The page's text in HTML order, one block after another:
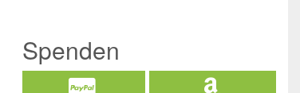
Spenden